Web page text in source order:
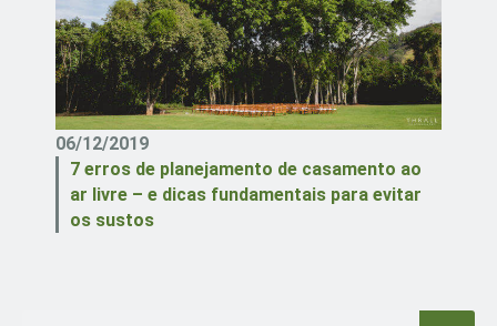
06/12/2019
7 erros de planejamento de casamento ao
ar livre – e dicas fundamentais para evitar
os sustos